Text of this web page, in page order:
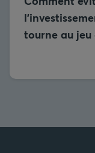
tourne au jeu